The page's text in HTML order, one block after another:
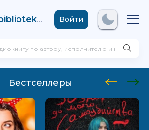
Online-biblioteka .comВойти
Бестселлеры